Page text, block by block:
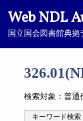
Web NDL
国立国会図書館典
検索対象：普通
キーワード検索